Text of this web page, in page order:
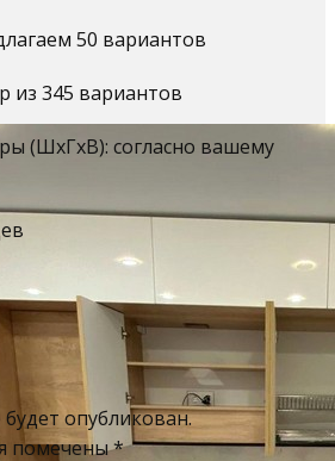
50 вариантов
из 345 вариантов
(ШхГхВ): согласно вашему
опубликован.
помечены*